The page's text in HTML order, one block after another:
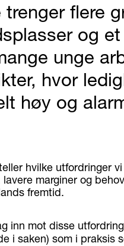
trenger flere
og
unge
hvor
høy og
hvilke utfordringer
marginer og
fremtid.
inn mot disse
i saken) som i praksis